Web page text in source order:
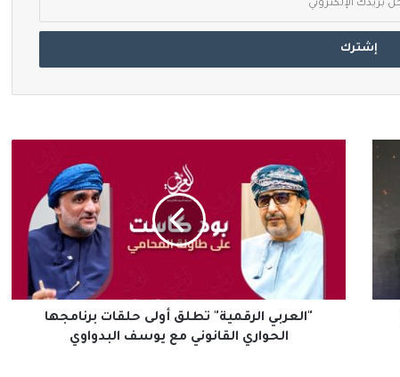
حلقات
القانوني
مع
"العربي الرقمية" تطلق أولى حلقات برنامجها
الحواري القانوني مع يوسف البدواوي